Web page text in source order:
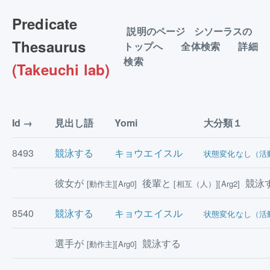
Predicate
Thesaurus
(Takeuchi lab)
説明のページ
シソーラスの
トップへ
全体検索
詳細
検索
Id 見出し語 Yomi 大分類１
8493 競泳する キョウエイスル 状態変化なし（活
彼女が [動作主][Arg0] 後輩と[相互（人）][Arg2] 競泳
8540 競泳する キョウエイスル 状態変化なし（活
選手が [動作主][Arg0] 競泳する